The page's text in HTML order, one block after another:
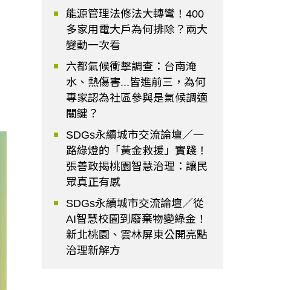
能源管理法修法大轉彎！400
多家用電大戶為何排除？兩大
變動一次看
六都氣候衝擊調查：台南淹
水、熱傷害...皆進前三，為何
專家認為社區參與是氣候調適
關鍵？
SDGs永續城市交流論壇／一
路綠燈的「黃金救援」實踐！
張善政揭桃園智慧治理：讓民
眾真正有感
SDGs永續城市交流論壇／從
AI智慧校園到廢棄物變綠金！
新北桃園、雲林屏東公開亮點
治理新解方